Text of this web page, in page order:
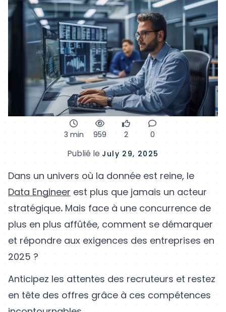
3 min 959 2 0
Publié le July 29, 2025
Dans un univers où la donnée est reine, le
Data Engineer est plus que jamais un acteur
stratégique. Mais face à une concurrence de
plus en plus affûtée, comment se démarquer
et répondre aux exigences des entreprises en
2025 ?
Anticipez les attentes des recruteurs et restez
en tête des offres grâce à ces compétences